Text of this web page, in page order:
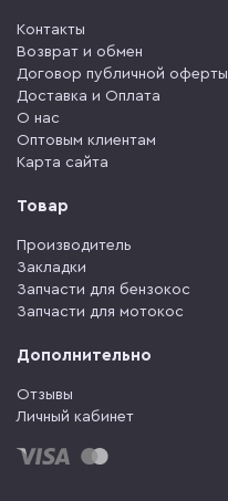
Контакты
Возврат и обмен
Договор публичной оферты
Доставка и Оплата
О нас
Оптовым клиентам
Карта сайта
Товар
Производитель
Закладки
Запчасти для бензокос
Запчасти для мотокос
Дополнительно
Отзывы
Личный кабинет